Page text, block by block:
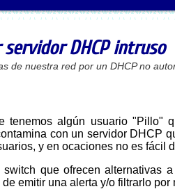
DHCP intruso
de nuestra red por un DHCP no
con un servidor DHCP
y en ocaciones no es fácil
switch que ofrecen alternativas
emitir una alerta y/o filtrarlo por